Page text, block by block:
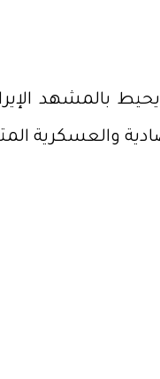
بالمشهد
والعسكرية